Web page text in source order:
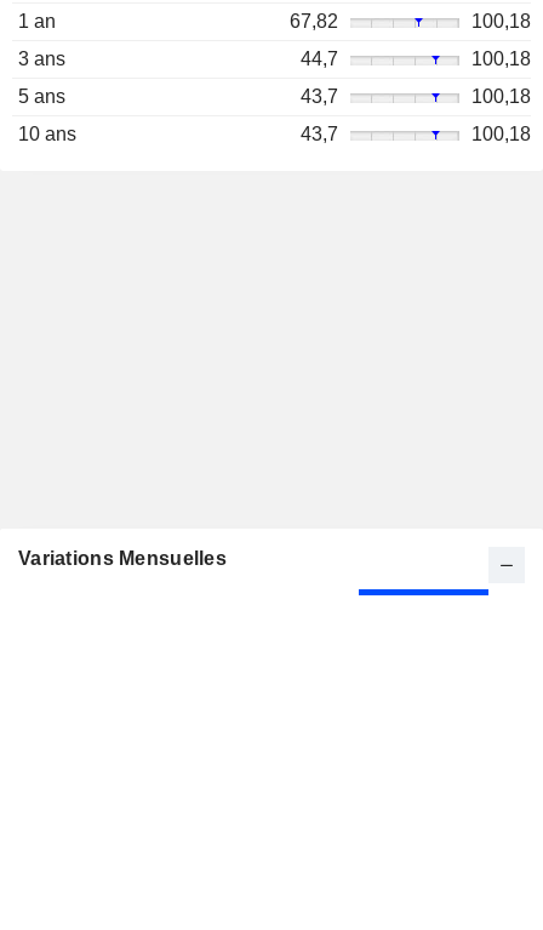
1 an
67,82
100,18
3 ans
44,7
100,18
5 ans
43,7
100,18
10 ans
43,7 100,18
Variations Mensuelles